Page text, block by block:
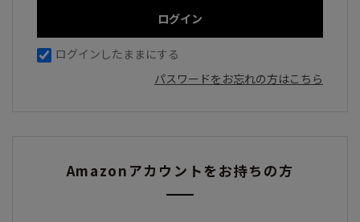
ログインしたままにする
パスワードをお忘れの方はこちら
Amazonアカウントをお持ちの方